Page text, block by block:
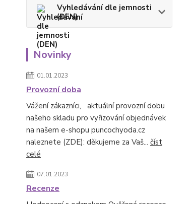
Vyhledávání dle jemnosti
(DEN)
Novinky
01.01.2023
Provozní doba
Vážení zákazníci, aktuální provozní dobu
našeho skladu pro vyřizování objednávek
na našem e-shopu puncochyoda.cz
naleznete (ZDE): děkujeme za Vaš... číst
celé
07.01.2023
Recenze